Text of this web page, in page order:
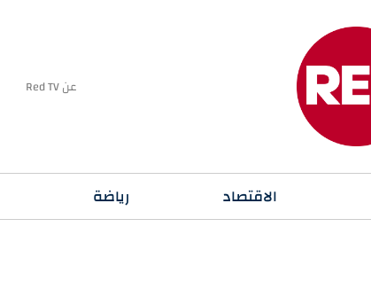
عن Red TV
الاقتصاد رياضة